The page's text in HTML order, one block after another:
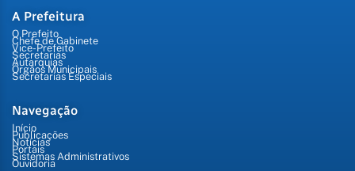
A Prefeitura
O Prefeito
Chefe de Gabinete
Vice-Prefeito
Secretarias
Autarquias
Órgãos Municipais
Secretarias Especiais
Navegação
Início
Publicações
Notícias
Portais
Sistemas Administrativos
Ouvidoria